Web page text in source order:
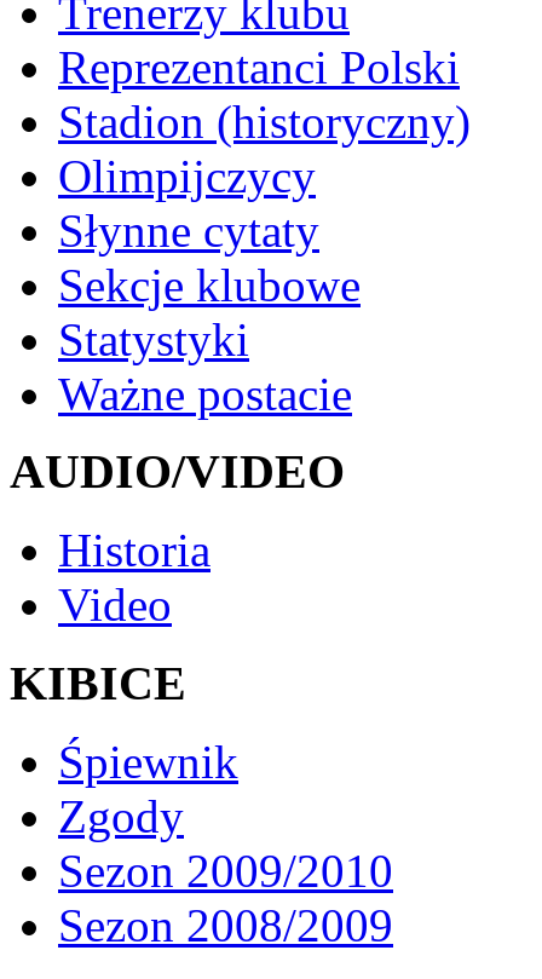
Trenerzy klubu
Reprezentanci Polski
Stadion (historyczny)
Olimpijczycy
Słynne cytaty
Sekcje klubowe
Statystyki
Ważne postacie
AUDIO/VIDEO
Historia
Video
KIBICE
Śpiewnik
Zgody
Sezon 2009/2010
Sezon 2008/2009